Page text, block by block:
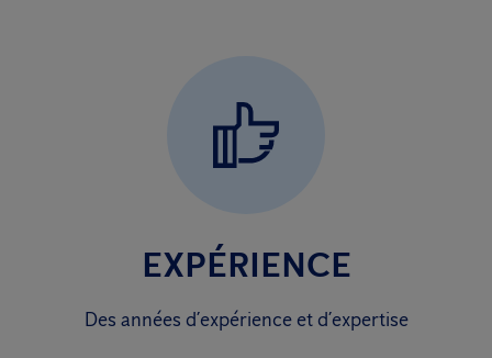
EXPÉRIENCE
Des années d’expérience et d’expertise